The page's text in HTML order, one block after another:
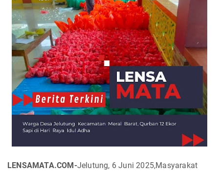
LENSAMATA.COM-Jelutung, 6 Juni 2025,Masyarakat